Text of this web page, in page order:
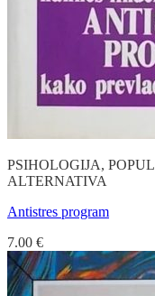
PSIHOLOGIJA,
ALTERNATIVA
Antistres program
7.00 €